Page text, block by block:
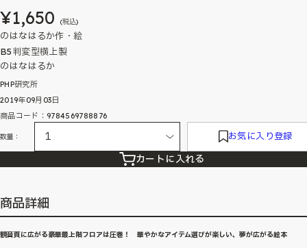
¥1,650 (税込)
のはなはるか作・絵
B5判変型横上製
のはなはるか
PHP研究所
2019年09月03日
商品コード：9784569788876
数量： お気に入り登録
カートに入れる
商品詳細
観音頁に広がる豪華最上階フロアは圧巻！ 華やかなアイテム選びが楽しい、夢が広がる絵本